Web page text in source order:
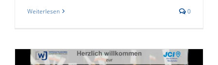
Weiterlesen 0